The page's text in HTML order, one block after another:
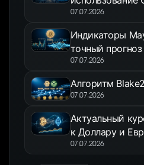
OKX Jumpstart в
07.07.2026
Индикаторы
точный
году
07.07.2026
Алгоритм
07.07.2026
Актуальный
к Доллару и
07.07.2026